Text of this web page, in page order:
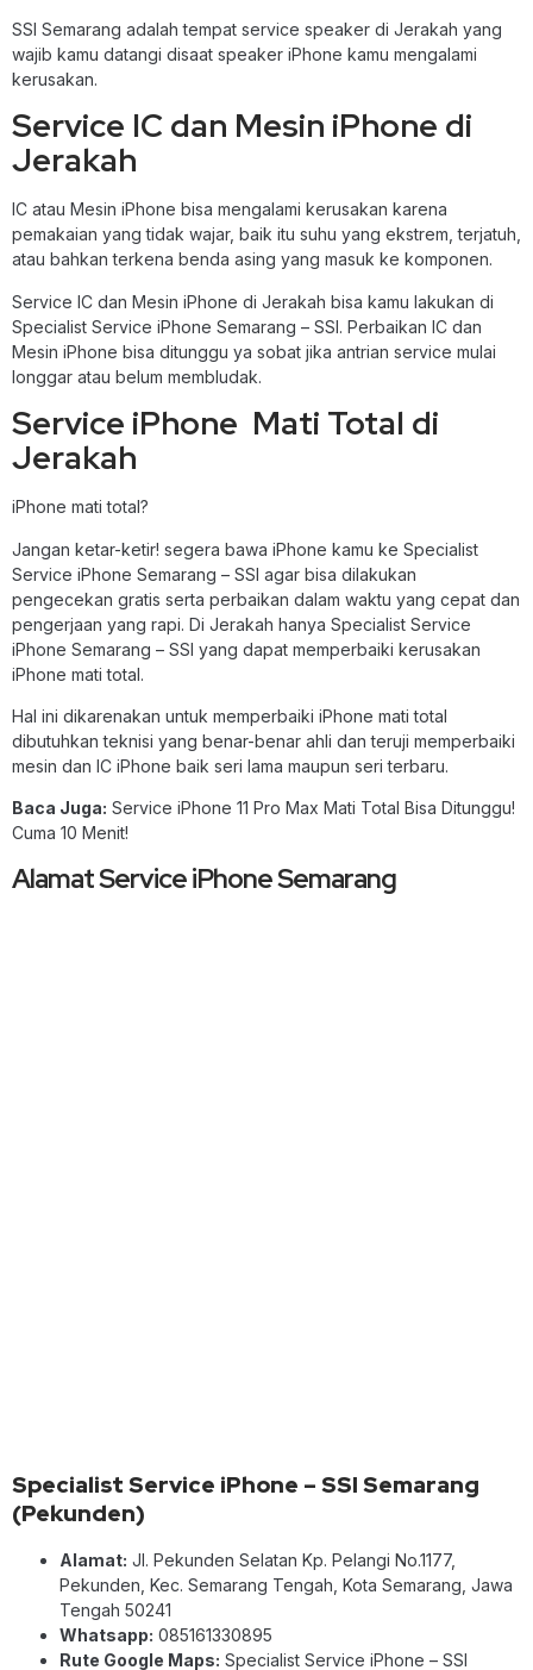
SSI Semarang adalah tempat service speaker di Jerakah yang
wajib kamu datangi disaat speaker iPhone kamu mengalami
kerusakan.
Service IC dan Mesin iPhone di
Jerakah
IC atau Mesin iPhone bisa mengalami kerusakan karena
pemakaian yang tidak wajar, baik itu suhu yang ekstrem, terjatuh,
atau bahkan terkena benda asing yang masuk ke komponen.
Service IC dan Mesin iPhone di Jerakah bisa kamu lakukan di
Specialist Service iPhone Semarang – SSI. Perbaikan IC dan
Mesin iPhone bisa ditunggu ya sobat jika antrian service mulai
longgar atau belum membludak.
Service iPhone Mati Total di
Jerakah
iPhone mati total?
Jangan ketar-ketir! segera bawa iPhone kamu ke Specialist
Service iPhone Semarang – SSI agar bisa dilakukan
pengecekan gratis serta perbaikan dalam waktu yang cepat dan
pengerjaan yang rapi. Di Jerakah hanya Specialist Service
iPhone Semarang – SSI yang dapat memperbaiki kerusakan
iPhone mati total.
Hal ini dikarenakan untuk memperbaiki iPhone mati total
dibutuhkan teknisi yang benar-benar ahli dan teruji memperbaiki
mesin dan IC iPhone baik seri lama maupun seri terbaru.
Baca Juga: Service iPhone 11 Pro Max Mati Total Bisa Ditunggu!
Cuma 10 Menit!
Alamat Service iPhone Semarang
Specialist Service iPhone – SSI Semarang
(Pekunden)
Alamat: Jl. Pekunden Selatan Kp. Pelangi No.1177,
Pekunden, Kec. Semarang Tengah, Kota Semarang, Jawa
Tengah 50241
Whatsapp: 085161330895
Rute Google Maps: Specialist Service iPhone – SSI